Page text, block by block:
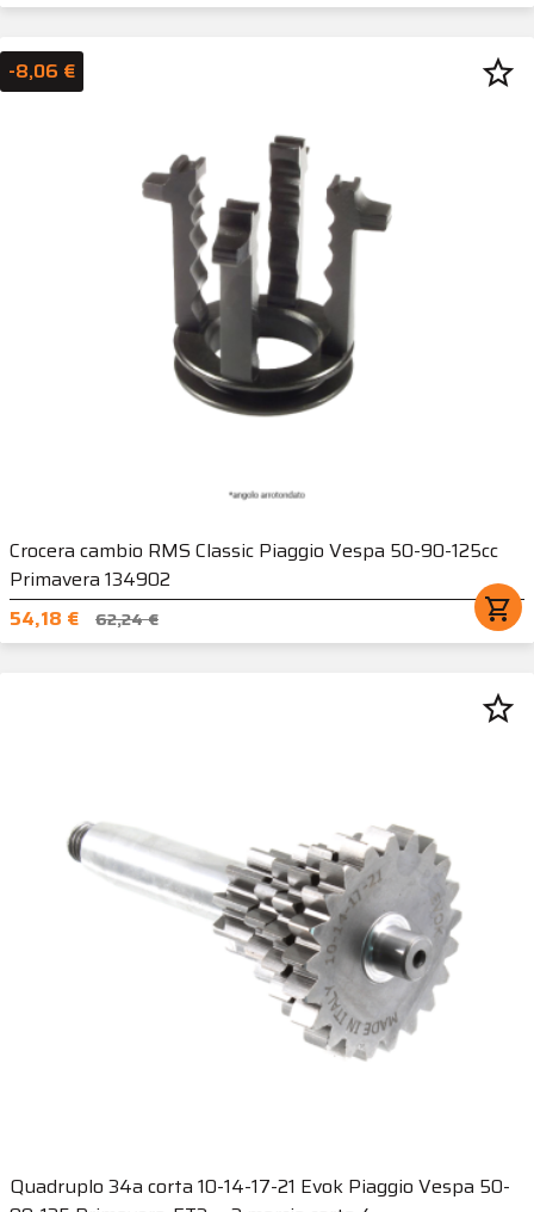
Crocera cambio RMS Classic Piaggio Vespa 50-90-125cc
Primavera 134902
54,18 €
62,24 € shopping_cart
-8,06 € star_border
Quadruplo 34a corta 10-14-17-21 Evok Piaggio Vespa 50-
star_border